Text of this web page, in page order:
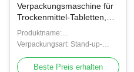
Verpackungsmaschine für
Trockenmittel-Tabletten,
vorgefertigte Beutel-
Verpackungsmaschine mit
Mehrkopfwaage
Produktname:
Verpackungssystem mit
Mehrkopfwaage
Verpackungsart: Stand-up-
Beutel, Taschen, Beutel
Beste Preis erhalten